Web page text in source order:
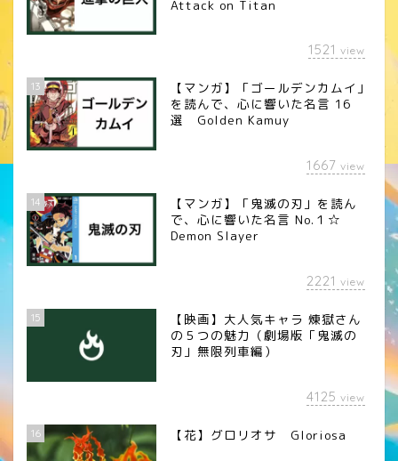
Attack on Titan
1521 view
13
【マンガ】「ゴールデンカムイ」
を読んで、心に響いた名言 16
選 Golden Kamuy
1667 view
14
【マンガ】「鬼滅の刃」を読ん
で、心に響いた名言 No.１☆
Demon Slayer
2221 view
15
【映画】大人気キャラ 煉󠄁獄さん
の５つの魅力（劇場版「鬼滅の
刃」無限列車編）
4125 view
16 【花】グロリオサ Gloriosa